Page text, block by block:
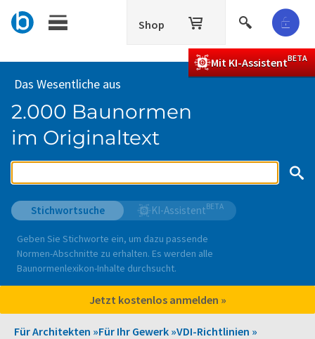
Shop
Das Wesentliche aus
Mit KI-AssistentBETA
2.000 Baunormen
im Originaltext
Stichwortsuche KI-AssistentBETA
Geben Sie Stichworte ein, um dazu passende
Normen-Abschnitte zu erhalten. Es werden alle
Baunormenlexikon-Inhalte durchsucht.
Jetzt kostenlos anmelden »
Für Architekten »Für Ihr Gewerk »VDI-Richtlinien »